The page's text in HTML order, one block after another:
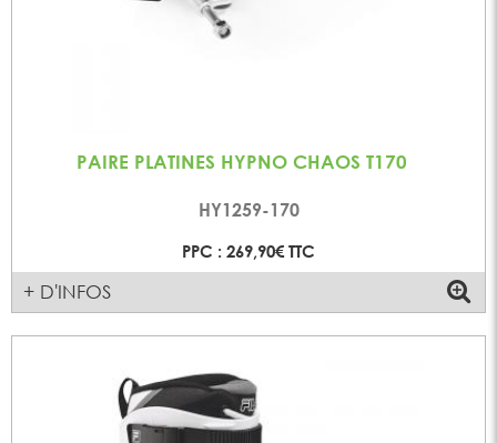
PAIRE PLATINES HYPNO CHAOS T170
HY1259-170
PPC : 269,90€ TTC
+ D'INFOS